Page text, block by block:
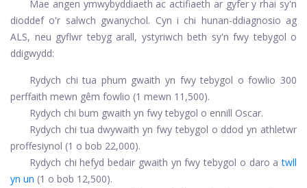
Mae angen ymwybyddiaeth ac actifiaeth ar gyfer y rhai sy'n
dioddef o'r salwch gwanychol. Cyn i chi hunan-ddiagnosio ag
ALS, neu gyflwr tebyg arall, ystyriwch beth sy'n fwy tebygol o
ddigwydd:
Rydych chi tua phum gwaith yn fwy tebygol o fowlio 300
perffaith mewn gêm fowlio (1 mewn 11,500).
Rydych chi bum gwaith yn fwy tebygol o ennill Oscar.
Rydych chi tua dwywaith yn fwy tebygol o ddod yn athletwr
proffesiynol (1 o bob 22,000).
Rydych chi hefyd bedair gwaith yn fwy tebygol o daro a twll
yn un (1 o bob 12,500).